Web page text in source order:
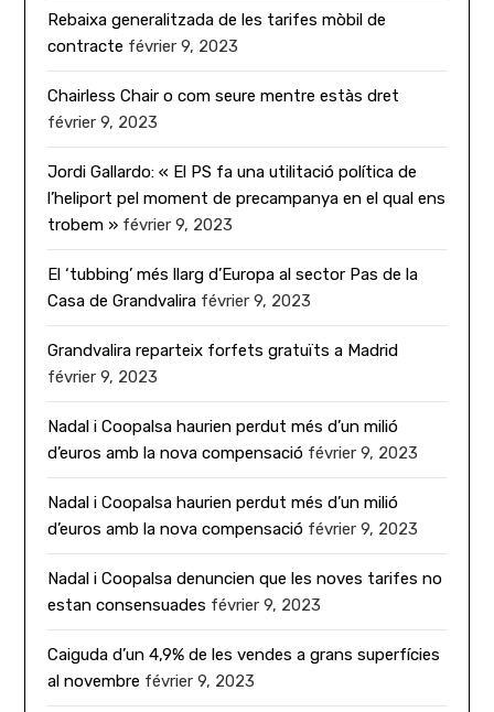
Rebaixa generalitzada de les tarifes mòbil de
contracte février 9, 2023
Chairless Chair o com seure mentre estàs dret
février 9, 2023
Jordi Gallardo: « El PS fa una utilitació política de
l’heliport pel moment de precampanya en el qual ens
trobem » février 9, 2023
El ‘tubbing’ més llarg d’Europa al sector Pas de la
Casa de Grandvalira février 9, 2023
Grandvalira reparteix forfets gratuïts a Madrid
février 9, 2023
Nadal i Coopalsa haurien perdut més d’un milió
d’euros amb la nova compensació février 9, 2023
Nadal i Coopalsa haurien perdut més d’un milió
d’euros amb la nova compensació février 9, 2023
Nadal i Coopalsa denuncien que les noves tarifes no
estan consensuades février 9, 2023
Caiguda d’un 4,9% de les vendes a grans superfícies
al novembre février 9, 2023